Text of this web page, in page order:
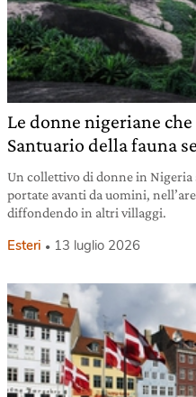
Le donne nigeriane
Santuario della fauna
Un collettivo di donne in
portate avanti da uomini,
diffondendo in altri villaggi.
Esteri 13 luglio 2026